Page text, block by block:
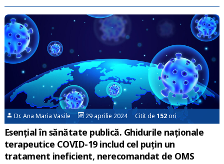
Dr. Ana Maria Vasile 29 aprilie 2024 Citit de152ori
Esențial în sănătate publică. Ghidurile naționale
terapeutice COVID-19 includ cel puțin un
tratament ineficient, nerecomandat de OMS